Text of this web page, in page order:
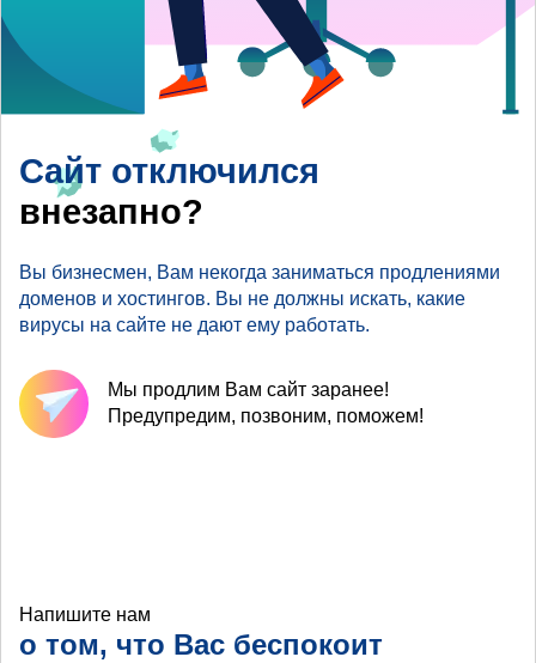
Сайт отключился
внезапно?
Вы бизнесмен, Вам некогда заниматься продлениями
доменов и хостингов. Вы не должны искать, какие
вирусы на сайте не дают ему работать.
Мы продлим Вам сайт заранее!
Предупредим, позвоним, поможем!
Напишите нам
о том, что Вас беспокоит